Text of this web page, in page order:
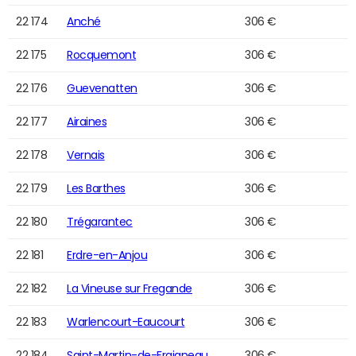
22 174 Anché 306 €
22 175 Rocquemont 306 €
22 176 Guevenatten 306 €
22 177 Airaines 306 €
22 178 Vernais 306 €
22 179 Les Barthes 306 €
22 180 Trégarantec 306 €
22 181 Erdre-en-Anjou 306 €
22 182 La Vineuse sur Fregande 306 €
22 183 Warlencourt-Eaucourt 306 €